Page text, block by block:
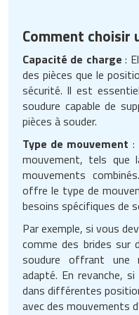
Comment choisir
Capacité de charge :
des pièces que le
sécurité. Il est
soudure capable de
pièces à souder.
Type de mouvement :
mouvement, tels que
mouvements
offre le type de
besoins spécifiques de
Par exemple, si vous
comme des brides sur
soudure offrant une
adapté. En revanche,
dans différentes
avec des mouvements